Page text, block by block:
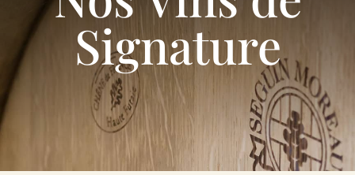
Acheter en ligne
Actualités Signature